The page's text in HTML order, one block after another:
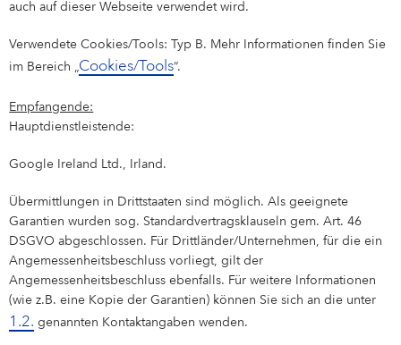
auch auf dieser Webseite verwendet wird.
Verwendete Cookies/Tools: Typ B. Mehr Informationen finden Sie
im Bereich „Cookies/Tools“.
Empfangende:
Hauptdienstleistende:
Google Ireland Ltd., Irland.
Übermittlungen in Drittstaaten sind möglich. Als geeignete
Garantien wurden sog. Standardvertragsklauseln gem. Art. 46
DSGVO abgeschlossen. Für Drittländer/Unternehmen, für die ein
Angemessenheitsbeschluss vorliegt, gilt der
Angemessenheitsbeschluss ebenfalls. Für weitere Informationen
(wie z.B. eine Kopie der Garantien) können Sie sich an die unter
1.2. genannten Kontaktangaben wenden.